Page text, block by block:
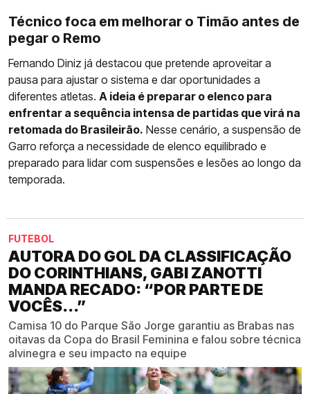
Técnico foca em melhorar o Timão antes de
pegar o Remo
Fernando Diniz já destacou que pretende aproveitar a
pausa para ajustar o sistema e dar oportunidades a
diferentes atletas. A ideia é preparar o elenco para
enfrentar a sequência intensa de partidas que virá na
retomada do Brasileirão. Nesse cenário, a suspensão de
Garro reforça a necessidade de elenco equilibrado e
preparado para lidar com suspensões e lesões ao longo da
temporada.
FUTEBOL
AUTORA DO GOL DA CLASSIFICAÇÃO
DO CORINTHIANS, GABI ZANOTTI
MANDA RECADO: “POR PARTE DE
VOCÊS...”
Camisa 10 do Parque São Jorge garantiu as Brabas nas
oitavas da Copa do Brasil Feminina e falou sobre técnica
alvinegra e seu impacto na equipe